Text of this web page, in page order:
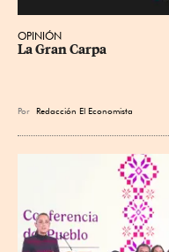
OPINIÓN
La Gran Carpa
Por Redacción El Economista